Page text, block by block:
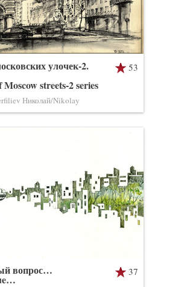
53
улочек-2.
streets-2 series
Николай/Nikolay
37
вопрос…